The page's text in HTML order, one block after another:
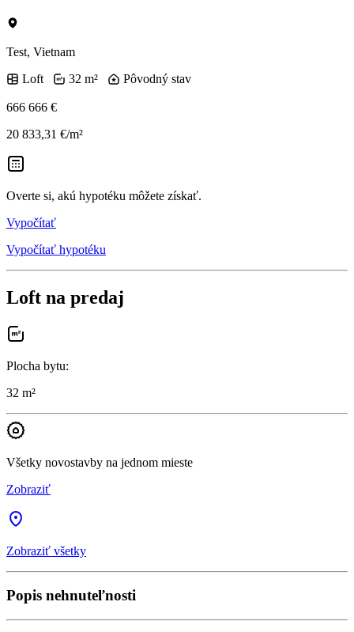
Test, Vietnam
Loft
32 m² Pôvodný stav
666 666 €
20 833,31 €/m²
Overte si, akú hypotéku môžete získať.
Vypočítať
Vypočítať hypotéku
Loft na predaj
Plocha bytu:
32 m²
Všetky novostavby na jednom mieste
Zobraziť
Zobraziť všetky
Popis nehnuteľnosti